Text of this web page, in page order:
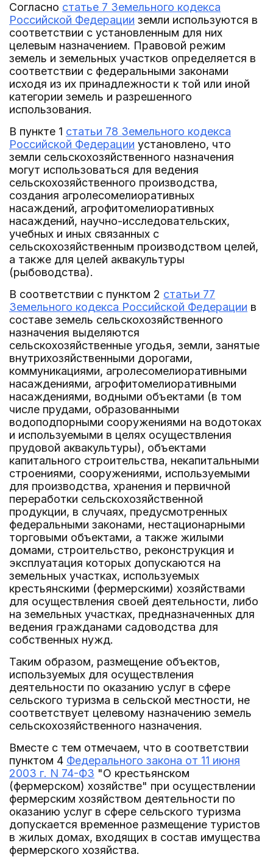
Согласно статье 7 Земельного кодекса
Российской Федерации земли используются в
соответствии с установленным для них
целевым назначением. Правовой режим
земель и земельных участков определяется в
соответствии с федеральными законами
исходя из их принадлежности к той или иной
категории земель и разрешенного
использования.
В пункте 1 статьи 78 Земельного кодекса
Российской Федерации установлено, что
земли сельскохозяйственного назначения
могут использоваться для ведения
сельскохозяйственного производства,
создания агролесомелиоративных
насаждений, агрофитомелиоративных
насаждений, научно-исследовательских,
учебных и иных связанных с
сельскохозяйственным производством целей,
а также для целей аквакультуры
(рыбоводства).
В соответствии с пунктом 2 статьи 77
Земельного кодекса Российской Федерации в
составе земель сельскохозяйственного
назначения выделяются
сельскохозяйственные угодья, земли, занятые
внутрихозяйственными дорогами,
коммуникациями, агролесомелиоративными
насаждениями, агрофитомелиоративными
насаждениями, водными объектами (в том
числе прудами, образованными
водоподпорными сооружениями на водотоках
и используемыми в целях осуществления
прудовой аквакультуры), объектами
капитального строительства, некапитальными
строениями, сооружениями, используемыми
для производства, хранения и первичной
переработки сельскохозяйственной
продукции, в случаях, предусмотренных
федеральными законами, нестационарными
торговыми объектами, а также жилыми
домами, строительство, реконструкция и
эксплуатация которых допускаются на
земельных участках, используемых
крестьянскими (фермерскими) хозяйствами
для осуществления своей деятельности, либо
на земельных участках, предназначенных для
ведения гражданами садоводства для
собственных нужд.
Таким образом, размещение объектов,
используемых для осуществления
деятельности по оказанию услуг в сфере
сельского туризма в сельской местности, не
соответствует целевому назначению земель
сельскохозяйственного назначения.
Вместе с тем отмечаем, что в соответствии
пунктом 4 Федерального закона от 11 июня
2003 г. N 74-ФЗ "О крестьянском
(фермерском) хозяйстве" при осуществлении
фермерским хозяйством деятельности по
оказанию услуг в сфере сельского туризма
допускается временное размещение туристов
в жилых домах, входящих в состав имущества
фермерского хозяйства.